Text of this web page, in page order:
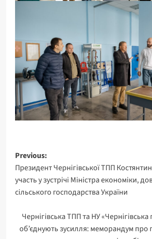
Post
navigation
Previous:
Президент Чернігівської ТПП
участь у зустрічі Міністра економіки,
сільського господарства України
Чернігівська ТПП та НУ «Чернігівська
об’єднують зусилля: меморандум про